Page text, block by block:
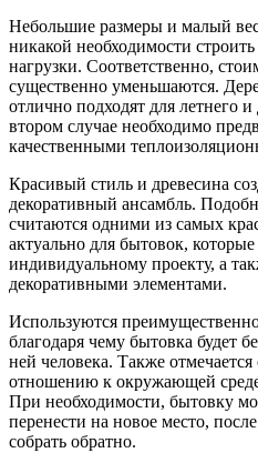
Небольшие размеры и малый
никакой необходимости
нагрузки. Соответственно,
существенно уменьшаются.
отлично подходят для летнего
втором случае необходимо
качественными
Красивый стиль и древесина
декоративный ансамбль.
считаются одними из самых
актуально для бытовок,
индивидуальному проекту, а
декоративными элементами.
Используются
благодаря чему бытовка будет
ней человека. Также
отношению к окружающей
При необходимости, бытовку
перенести на новое место,
собрать обратно.